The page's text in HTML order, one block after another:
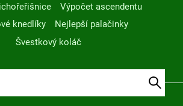
Výpočet ascendentu
knedlíky
Nejlepší palačinky
Švestkový koláč